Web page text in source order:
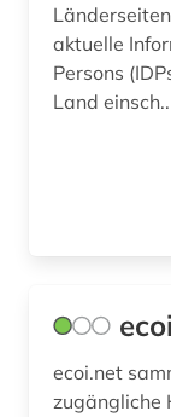
aktuelle
Persons
Land
ecoi.net
zugängliche